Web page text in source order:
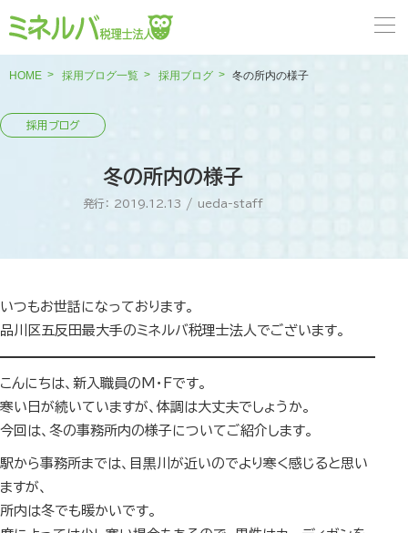
HOME 採用ブログ一覧 採用ブログ 冬の所内の様子
冬の所内の様子
発行： 2019.12.13 / ueda-staff
いつもお世話になっております。
品川区五反田最大手のミネルバ税理士法人でございます。
こんにちは、新入職員のM・Fです。
寒い日が続いていますが、体調は大丈夫でしょうか。
今回は、冬の事務所内の様子についてご紹介します。
駅から事務所までは、目黒川が近いのでより寒く感じると思い
ますが、
所内は冬でも暖かいです。